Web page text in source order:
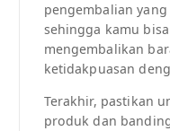
pengembalian
sehingga kamu
mengembalikan
ketidakpuasan
Terakhir, pastikan
produk dan